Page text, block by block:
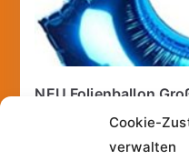
Cookie-
verwalten
NEU Folienballon
incl. 19% VAT